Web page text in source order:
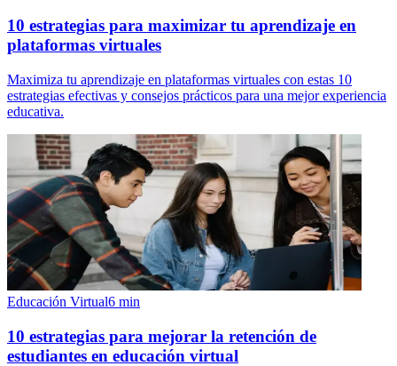
10 estrategias para maximizar tu aprendizaje en
plataformas virtuales
Maximiza tu aprendizaje en plataformas virtuales con estas 10
estrategias efectivas y consejos prácticos para una mejor experiencia
educativa.
Educación Virtual6 min
10 estrategias para mejorar la retención de
estudiantes en educación virtual